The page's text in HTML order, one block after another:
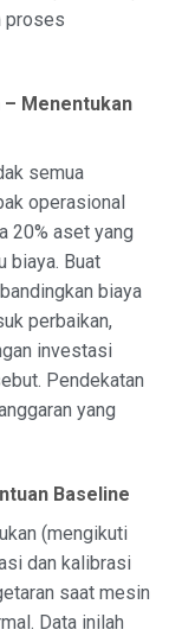
proses
– Menentukan
semua
operasional
20% aset yang
biaya. Buat
biaya
perbaikan,
investasi
Pendekatan
yang
Baseline
(mengikuti
dan kalibrasi
saat mesin
Data inilah